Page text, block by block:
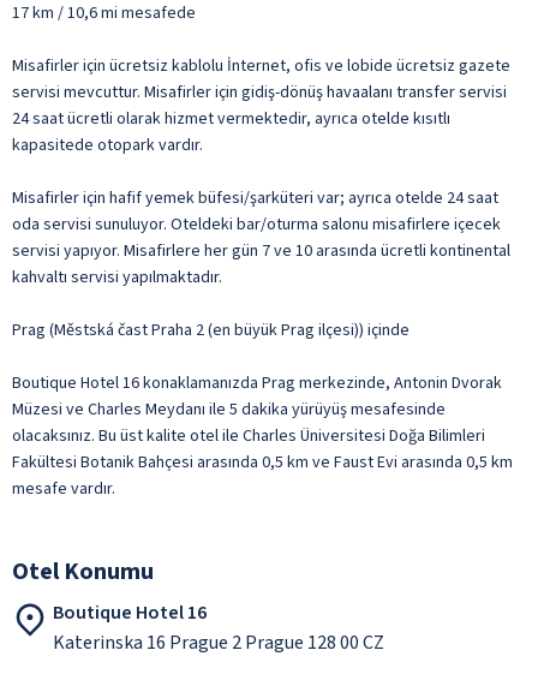
17 km / 10,6 mi mesafede
Misafirler için ücretsiz kablolu İnternet, ofis ve lobide ücretsiz gazete
servisi mevcuttur. Misafirler için gidiş-dönüş havaalanı transfer servisi
24 saat ücretli olarak hizmet vermektedir, ayrıca otelde kısıtlı
kapasitede otopark vardır.
Misafirler için hafif yemek büfesi/şarküteri var; ayrıca otelde 24 saat
oda servisi sunuluyor. Oteldeki bar/oturma salonu misafirlere içecek
servisi yapıyor. Misafirlere her gün 7 ve 10 arasında ücretli kontinental
kahvaltı servisi yapılmaktadır.
Prag (Městská čast Praha 2 (en büyük Prag ilçesi)) içinde
Boutique Hotel 16 konaklamanızda Prag merkezinde, Antonin Dvorak
Müzesi ve Charles Meydanı ile 5 dakika yürüyüş mesafesinde
olacaksınız. Bu üst kalite otel ile Charles Üniversitesi Doğa Bilimleri
Fakültesi Botanik Bahçesi arasında 0,5 km ve Faust Evi arasında 0,5 km
mesafe vardır.
Otel Konumu
Boutique Hotel 16
Katerinska 16 Prague 2 Prague 128 00 CZ